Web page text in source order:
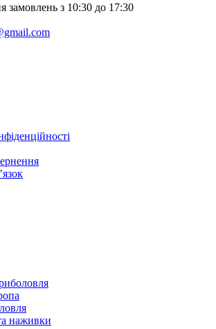
замовлень з 10:30 до 17:30
наживки